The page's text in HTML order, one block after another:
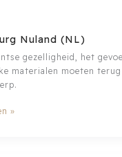
Nuland (NL)
gezelligheid, het
materialen moeten
»